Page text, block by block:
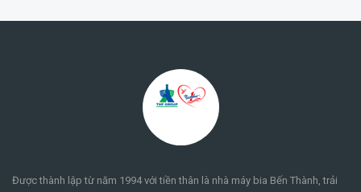
Được thành lập từ năm 1994 với tiền thân là nhà máy bia Bến Thành, trải